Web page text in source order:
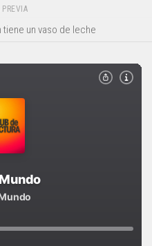
tiene un vaso de leche